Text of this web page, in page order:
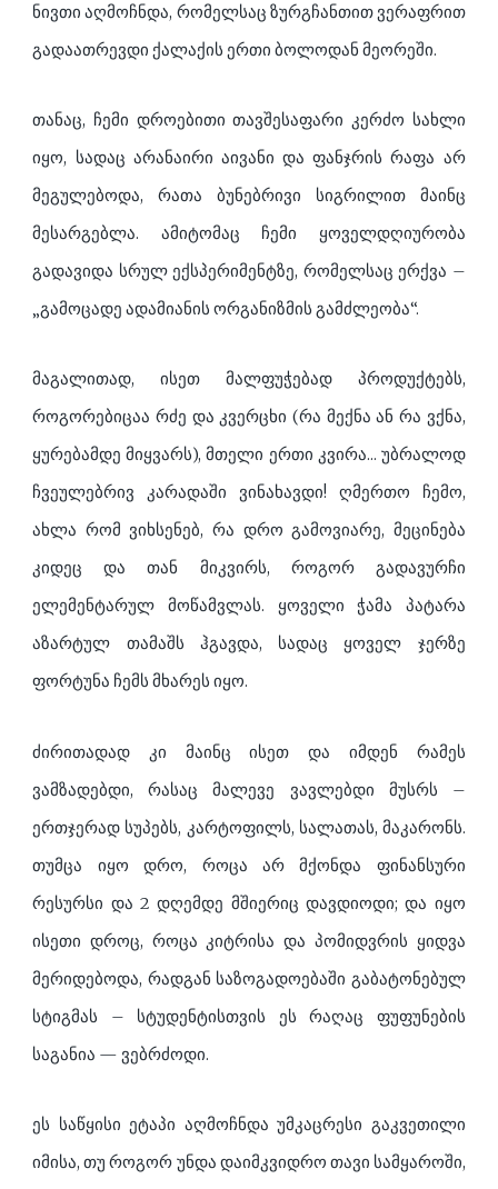
ნივთი აღმოჩნდა, რომელსაც ზურგჩანთით ვერაფრით
გადაათრევდი ქალაქის ერთი ბოლოდან მეორეში.
თანაც, ჩემი დროებითი თავშესაფარი კერძო სახლი
იყო, სადაც არანაირი აივანი და ფანჯრის რაფა არ
მეგულებოდა, რათა ბუნებრივი სიგრილით მაინც
მესარგებლა. ამიტომაც ჩემი ყოველდღიურობა
გადავიდა სრულ ექსპერიმენტზე, რომელსაც ერქვა –
„გამოცადე ადამიანის ორგანიზმის გამძლეობა“.
მაგალითად, ისეთ მალფუჭებად პროდუქტებს,
როგორებიცაა რძე და კვერცხი (რა მექნა ან რა ვქნა,
ყურებამდე მიყვარს), მთელი ერთი კვირა... უბრალოდ
ჩვეულებრივ კარადაში ვინახავდი! ღმერთო ჩემო,
ახლა რომ ვიხსენებ, რა დრო გამოვიარე, მეცინება
კიდეც და თან მიკვირს, როგორ გადავურჩი
ელემენტარულ მოწამვლას. ყოველი ჭამა პატარა
აზარტულ თამაშს ჰგავდა, სადაც ყოველ ჯერზე
ფორტუნა ჩემს მხარეს იყო.
ძირითადად კი მაინც ისეთ და იმდენ რამეს
ვამზადებდი, რასაც მალევე ვავლებდი მუსრს –
ერთჯერად სუპებს, კარტოფილს, სალათას, მაკარონს.
თუმცა იყო დრო, როცა არ მქონდა ფინანსური
რესურსი და 2 დღემდე მშიერიც დავდიოდი; და იყო
ისეთი დროც, როცა კიტრისა და პომიდვრის ყიდვა
მერიდებოდა, რადგან საზოგადოებაში გაბატონებულ
სტიგმას – სტუდენტისთვის ეს რაღაც ფუფუნების
საგანია — ვებრძოდი.
ეს საწყისი ეტაპი აღმოჩნდა უმკაცრესი გაკვეთილი
იმისა, თუ როგორ უნდა დაიმკვიდრო თავი სამყაროში,